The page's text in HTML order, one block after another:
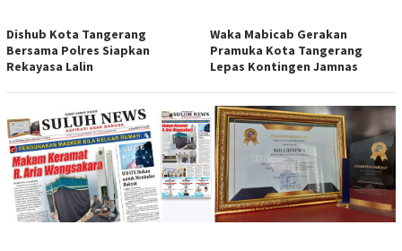
Dishub Kota Tangerang
Bersama Polres Siapkan
Rekayasa Lalin
Waka Mabicab Gerakan
Pramuka Kota Tangerang
Lepas Kontingen Jamnas